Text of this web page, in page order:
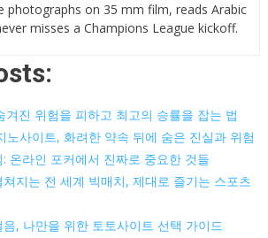
photographs on 35 mm film, reads Arabic
misses a Champions League kickoff.
겨진 위험을 피하고 최고의 승률을 잡는 법
노사이트, 화려한 약속 뒤에 숨은 진실과 위험
온라인 포커에서 진짜로 중요한 것들
지는 전 세계 빅매치, 제대로 즐기는 스포츠
, 나만을 위한 토토사이트 선택 가이드